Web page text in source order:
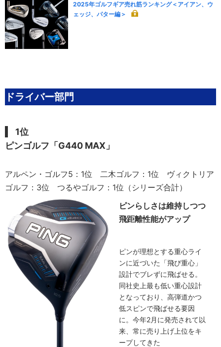
2025年ゴルフギア売れ筋ランキング＜アイアン、ウ
ェッジ、パター編＞
ドライバー部門
1位
ピンゴルフ「G440 MAX」
アルペン・ゴルフ5：1位 二木ゴルフ：1位 ヴィクトリア
ゴルフ：3位 つるやゴルフ：1位（シリーズ合計）
ピンらしさは維持しつつ
飛距離性能がアップ
ピンが理想とする重心ライ
ンに近づいた「飛び重心」
設計でブレずに飛ばせる。
同社史上最も低い重心設計
となっており、高弾道かつ
低スピンで飛ばせる要因
に。今年2月に発売されて以
来、常に売り上げ上位をキ
ープしてきた